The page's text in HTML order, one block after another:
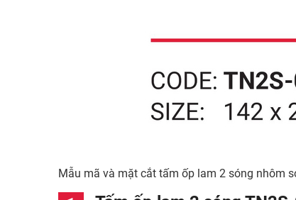
Mẫu mã và mặt cắt tấm ốp lam 2 sóng nhôm